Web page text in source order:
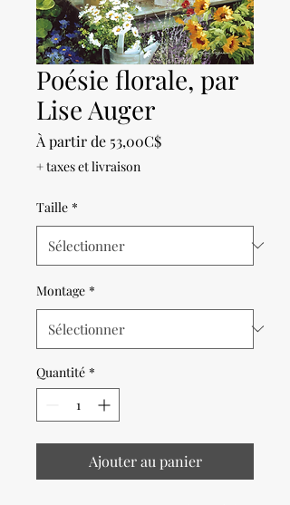
Poésie florale, par
Lise Auger
À partir de 53,00C$Prix
+ taxes et livraison
Taille *
Montage *
Quantité *
Ajouter au panier